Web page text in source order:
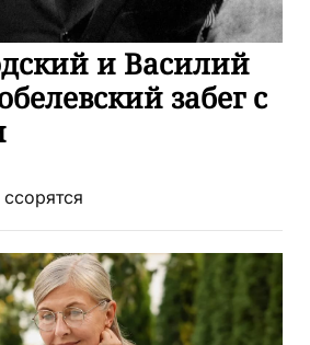
и Василий
забег с